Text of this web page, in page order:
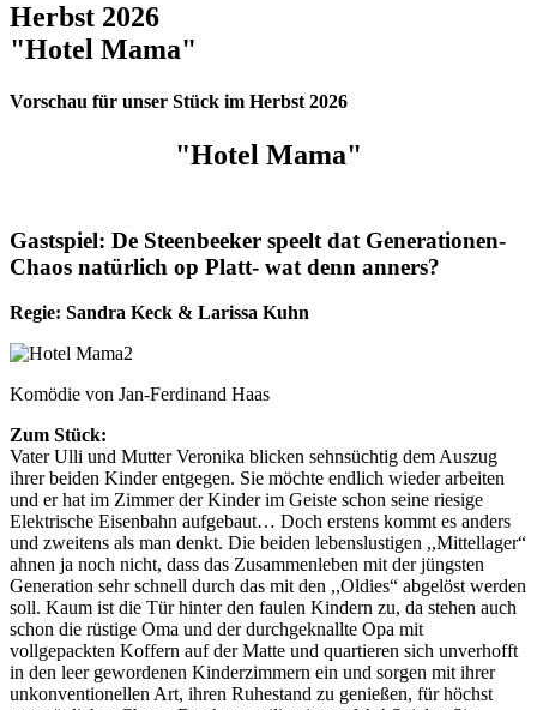
Herbst 2026
"Hotel Mama"
Vorschau für unser Stück im Herbst 2026
"Hotel Mama"
Gastspiel: De Steenbeeker speelt dat Generationen-
Chaos natürlich op Platt- wat denn anners?
Regie: Sandra Keck & Larissa Kuhn
Komödie von Jan-Ferdinand Haas
Zum Stück:
Vater Ulli und Mutter Veronika blicken sehnsüchtig dem Auszug
ihrer beiden Kinder entgegen. Sie möchte endlich wieder arbeiten
und er hat im Zimmer der Kinder im Geiste schon seine riesige
Elektrische Eisenbahn aufgebaut… Doch erstens kommt es anders
und zweitens als man denkt. Die beiden lebenslustigen ,,Mittellager“
ahnen ja noch nicht, dass das Zusammenleben mit der jüngsten
Generation sehr schnell durch das mit den ,,Oldies“ abgelöst werden
soll. Kaum ist die Tür hinter den faulen Kindern zu, da stehen auch
schon die rüstige Oma und der durchgeknallte Opa mit
vollgepackten Koffern auf der Matte und quartieren sich unverhofft
in den leer gewordenen Kinderzimmern ein und sorgen mit ihrer
unkonventionellen Art, ihren Ruhestand zu genießen, für höchst